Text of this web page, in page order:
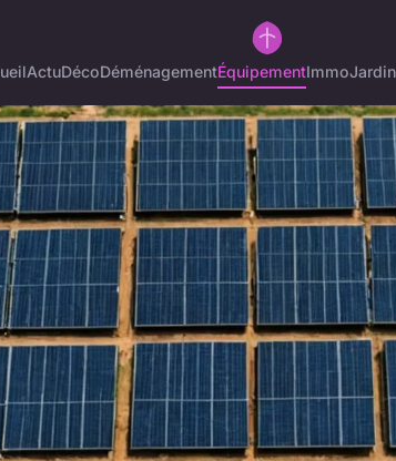
ActuDécoDéménagementÉquipementImmoJardin